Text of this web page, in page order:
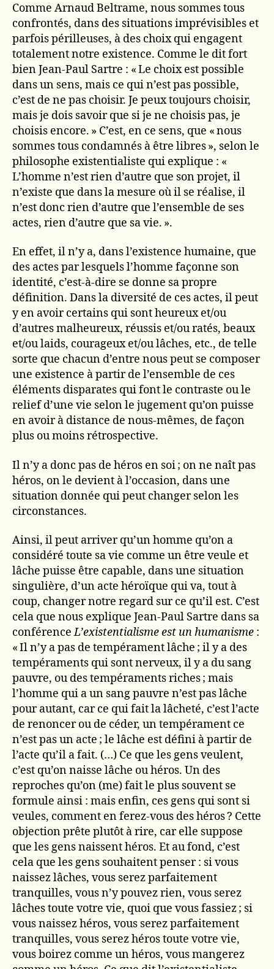
Comme Arnaud Beltrame, nous sommes tous
confrontés, dans des situations imprévisibles et
parfois périlleuses, à des choix qui engagent
totalement notre existence. Comme le dit fort
bien Jean-Paul Sartre : « Le choix est possible
dans un sens, mais ce qui n’est pas possible,
c’est de ne pas choisir. Je peux toujours choisir,
mais je dois savoir que si je ne choisis pas, je
choisis encore. » C’est, en ce sens, que « nous
sommes tous condamnés à être libres », selon le
philosophe existentialiste qui explique : «
L’homme n’est rien d’autre que son projet, il
n’existe que dans la mesure où il se réalise, il
n’est donc rien d’autre que l’ensemble de ses
actes, rien d’autre que sa vie. ».
En effet, il n’y a, dans l’existence humaine, que
des actes par lesquels l’homme façonne son
identité, c’est-à-dire se donne sa propre
définition. Dans la diversité de ces actes, il peut
y en avoir certains qui sont heureux et/ou
d’autres malheureux, réussis et/ou ratés, beaux
et/ou laids, courageux et/ou lâches, etc., de telle
sorte que chacun d’entre nous peut se composer
une existence à partir de l’ensemble de ces
éléments disparates qui font le contraste ou le
relief d’une vie selon le jugement qu’on puisse
en avoir à distance de nous-mêmes, de façon
plus ou moins rétrospective.
Il n’y a donc pas de héros en soi ; on ne naît pas
héros, on le devient à l’occasion, dans une
situation donnée qui peut changer selon les
circonstances.
Ainsi, il peut arriver qu’un homme qu’on a
considéré toute sa vie comme un être veule et
lâche puisse être capable, dans une situation
singulière, d’un acte héroïque qui va, tout à
coup, changer notre regard sur ce qu’il est. C’est
cela que nous explique Jean-Paul Sartre dans sa
conférenceL’existentialisme est un humanisme :
« Il n’y a pas de tempérament lâche ; il y a des
tempéraments qui sont nerveux, il y a du sang
pauvre, ou des tempéraments riches ; mais
l’homme qui a un sang pauvre n’est pas lâche
pour autant, car ce qui fait la lâcheté, c’est l’acte
de renoncer ou de céder, un tempérament ce
n’est pas un acte ; le lâche est défini à partir de
l’acte qu’il a fait. (…) Ce que les gens veulent,
c’est qu’on naisse lâche ou héros. Un des
reproches qu’on (me) fait le plus souvent se
formule ainsi : mais enfin, ces gens qui sont si
veules, comment en ferez-vous des héros ? Cette
objection prête plutôt à rire, car elle suppose
que les gens naissent héros. Et au fond, c’est
cela que les gens souhaitent penser : si vous
naissez lâches, vous serez parfaitement
tranquilles, vous n’y pouvez rien, vous serez
lâches toute votre vie, quoi que vous fassiez ; si
vous naissez héros, vous serez parfaitement
tranquilles, vous serez héros toute votre vie,
vous boirez comme un héros, vous mangerez